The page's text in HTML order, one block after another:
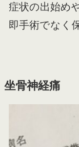
症状の出始め
即手術でなく
坐骨神経痛